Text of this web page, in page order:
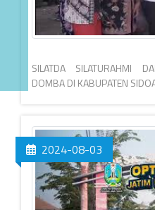
SILATDA SILATURAHMI
DOMBA DI KABUPATEN
2024-08-03